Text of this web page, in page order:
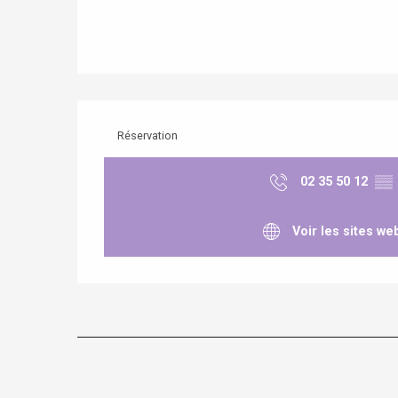
Réservation
02 35 50 12 ▒▒
Voir les sites